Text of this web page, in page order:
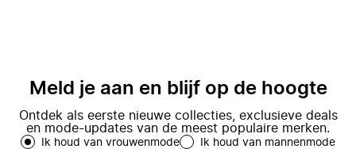
Meld je aan en blijf op de hoogte
Ontdek als eerste nieuwe collecties, exclusieve deals
en mode-updates van de meest populaire merken.
Ik houd van vrouwenmode Ik houd van mannenmode